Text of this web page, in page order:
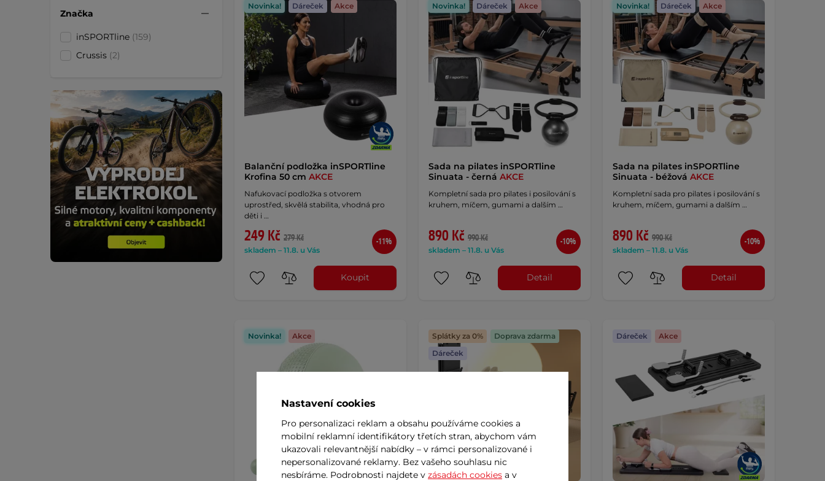
Značka
inSPORTline (159)
Crussis (2)
Novinka! Dáreček Akce
Balanční podložka inSPORTline
Krofina 50 cm AKCE
Nafukovací podložka s otvorem
uprostřed, skvělá stabilita, vhodná pro
děti i …
249 Kč 279 Kč
skladem – 11.8. u Vás
-11%
Koupit
Novinka! Dáreček Akce
Sada na pilates inSPORTline
Sinuata - černá AKCE
Kompletní sada pro pilates i posilování s
kruhem, míčem, gumami a dalším …
890 Kč 990 Kč
skladem – 11.8. u Vás
-10%
Detail
Novinka! Dáreček Akce
Sada na pilates inSPORTline
Sinuata - béžová AKCE
Kompletní sada pro pilates i posilování s
kruhem, míčem, gumami a dalším …
890 Kč 990 Kč
skladem – 11.8. u Vás
-10%
Detail
Novinka! Akce Splátky za 0%
Doprava zdarma
Dáreček
Dáreček Akce
Nastavení cookies
Pro personalizaci reklam a obsahu používáme cookies a
mobilní reklamní identifikátory třetích stran, abychom vám
ukazovali relevantnější nabídky – v rámci personalizované i
nepersonalizované reklamy. Bez vašeho souhlasu nic
nesbíráme. Podrobnosti najdete v zásadách cookies a v